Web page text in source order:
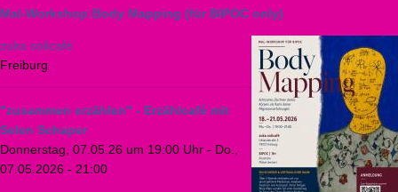
Mal-Workshop:Body Mapping (für BIPOC only)
zuka solicafé
Freiburg
"zusammen erzählen" - Erzählcafé mit
Selen Schaper
Donnerstag, 07.05.26 um 19:00 Uhr - Do.,
07.05.2026 - 21:00